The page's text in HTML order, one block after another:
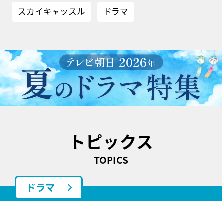
スカイキャッスル ドラマ
トピックス
TOPICS
ドラマ